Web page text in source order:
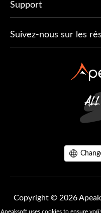
Support
Suivez-nous sur les
Copyright © 2026
Apeaksoft uses cookies to ensure